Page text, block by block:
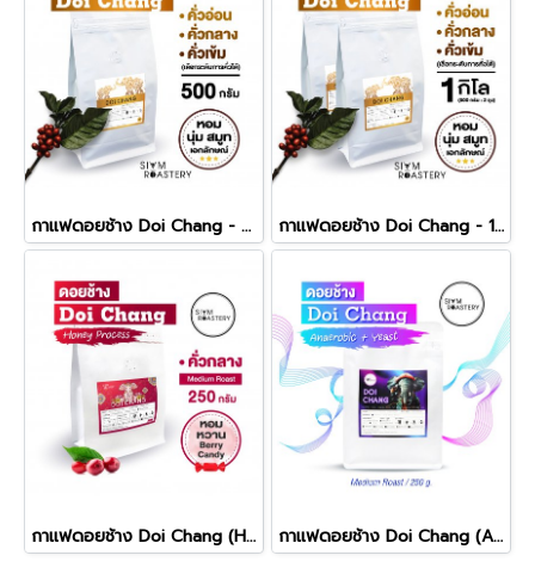
กาแฟดอยช้าง Doi Chang - 500g. กาแฟดอยช้าง Doi Chang - 1kg.
กาแฟดอยช้าง Doi Chang (Honey Process) - 250g. กาแฟดอยช้าง Doi Chang (Anaerobic + Yeast Process) - 250g.